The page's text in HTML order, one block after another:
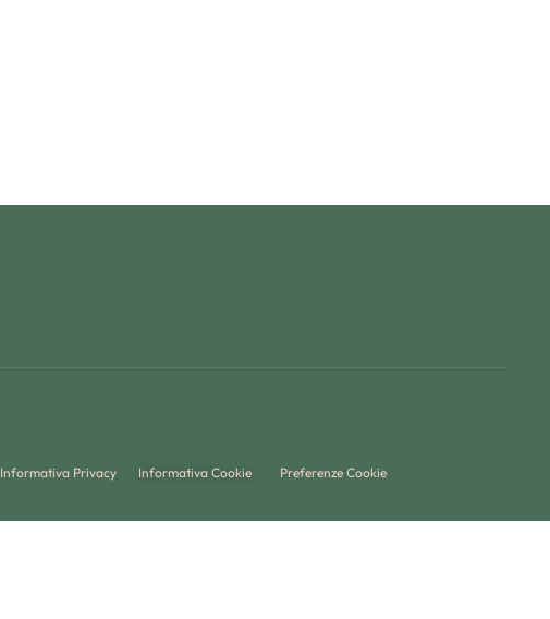
Informativa Privacy Informativa Cookie Preferenze Cookie